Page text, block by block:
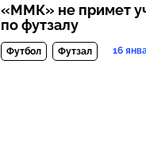
«ММК» не примет
по футзалу
Футбол Футзал 16